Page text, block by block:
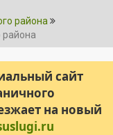
района
района
сайт
на новый